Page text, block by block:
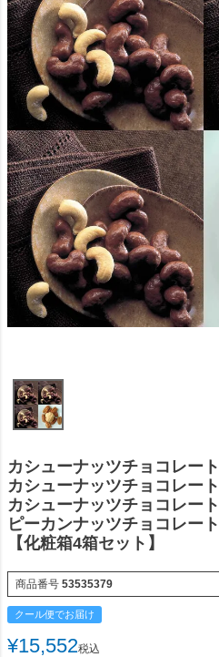
カシューナッツチョコレー
カシューナッツチョコレー
カシューナッツチョコレー
ピーカンナッツチョコレー
【化粧箱4箱セット】
商品番号 53535379
クール便でお届け
¥15,552税込